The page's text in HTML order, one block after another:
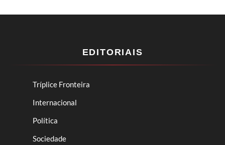
EDITORIAIS
Tríplice Fronteira
Internacional
Política
Sociedade